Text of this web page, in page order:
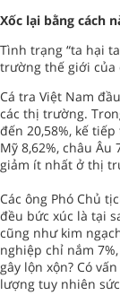
Xốc lại bằng cách
Tình trạng “ta hại
trường thế giới của
Cá tra Việt Nam
các thị trường.
đến 20,58%, kế
Mỹ 8,62%, châu Âu
giảm ít nhất ở thị
Các ông Phó Chủ
đều bức xúc là tại
cũng như kim
nghiệp chỉ nắm
gây lộn xộn? Có
lượng tuy nhiên